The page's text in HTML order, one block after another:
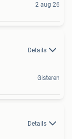
2 aug 26
Details
Gisteren
Details